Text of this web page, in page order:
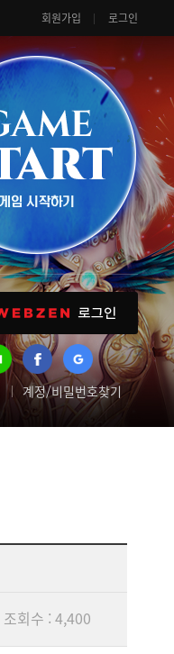
회원가입 로그인
계정/비밀번호찾기
조회수 : 4,400